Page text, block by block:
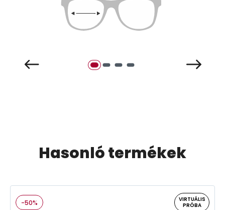
Hasonló termékek
-50%
VIRTUÁLIS
PRÓBA